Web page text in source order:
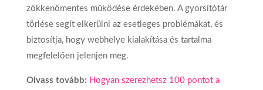
zökkenőmentes működése érdekében. A gyorsítótár
törlése segít elkerülni az esetleges problémákat, és
biztosítja, hogy webhelye kialakítása és tartalma
megfelelően jelenjen meg.
Olvass tovább: Hogyan szerezhetsz 100 pontot a